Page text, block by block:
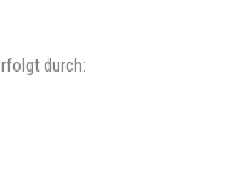
durch: